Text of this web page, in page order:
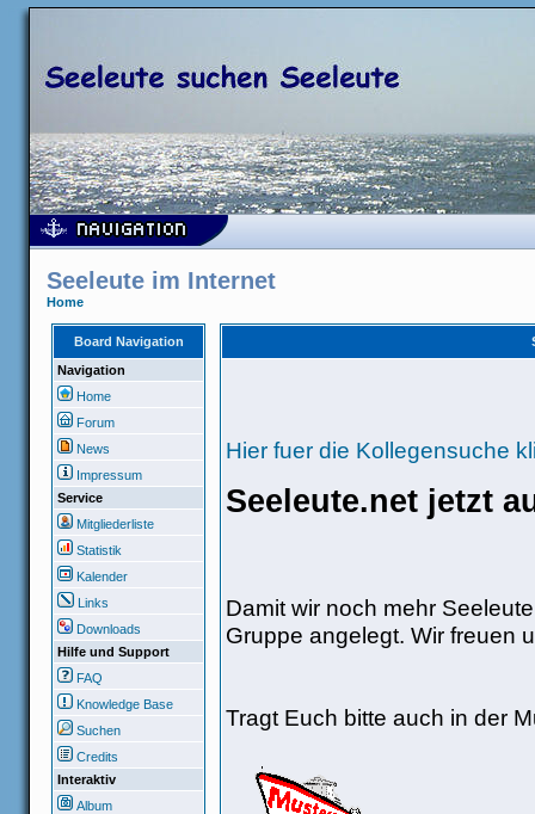
Seeleute im Internet
Home
Board Navigation
Navigation
Home
Forum
News
Impressum
Service
Mitgliederliste
Statistik
Kalender
Links
Downloads
Hilfe und Support
FAQ
Knowledge Base
Suchen
Credits
Interaktiv
Album
Hier fuer die Kollegensuche
Seeleute.net jetzt
Damit wir noch mehr
Gruppe angelegt. Wir freuen
Tragt Euch bitte auch in der